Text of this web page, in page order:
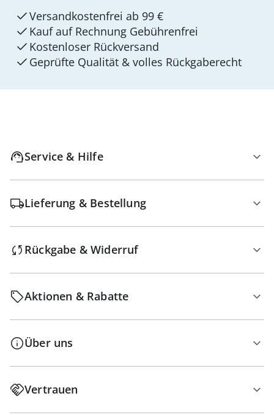
Versandkostenfrei ab 99 €
Kauf auf Rechnung Gebührenfrei
Kostenloser Rückversand
Geprüfte Qualität & volles Rückgaberecht
Service & Hilfe
Lieferung & Bestellung
Rückgabe & Widerruf
Aktionen & Rabatte
Über uns
Vertrauen